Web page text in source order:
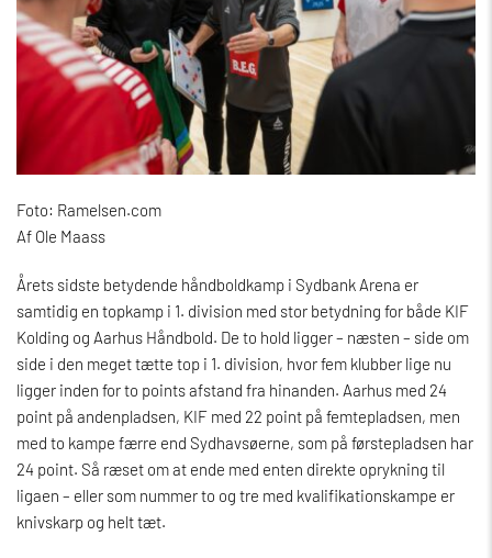
Foto: Ramelsen.com
Af Ole Maass
Årets sidste betydende håndboldkamp i Sydbank Arena er
samtidig en topkamp i 1. division med stor betydning for både KIF
Kolding og Aarhus Håndbold. De to hold ligger – næsten – side om
side i den meget tætte top i 1. division, hvor fem klubber lige nu
ligger inden for to points afstand fra hinanden. Aarhus med 24
point på andenpladsen, KIF med 22 point på femtepladsen, men
med to kampe færre end Sydhavsøerne, som på førstepladsen har
24 point. Så ræset om at ende med enten direkte oprykning til
ligaen – eller som nummer to og tre med kvalifikationskampe er
knivskarp og helt tæt.